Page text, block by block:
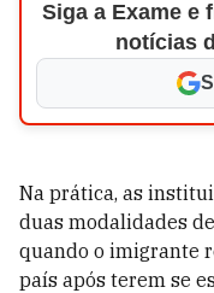
Siga a Exame e
notícias
Na prática, as
duas modalidades
quando o imigrante
país após terem se